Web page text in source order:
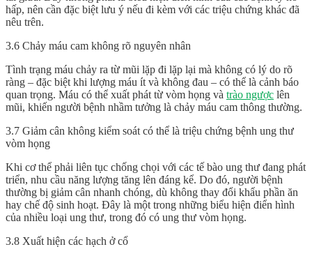
hấp, nên cần đặc biệt lưu ý nếu đi kèm với các triệu chứng khác đã
nêu trên.
3.6 Chảy máu cam không rõ nguyên nhân
Tình trạng máu chảy ra từ mũi lặp đi lặp lại mà không có lý do rõ
ràng – đặc biệt khi lượng máu ít và không đau – có thể là cảnh báo
quan trọng. Máu có thể xuất phát từ vòm họng và trào ngược lên
mũi, khiến người bệnh nhầm tưởng là chảy máu cam thông thường.
3.7 Giảm cân không kiểm soát có thể là triệu chứng bệnh ung thư
vòm họng
Khi cơ thể phải liên tục chống chọi với các tế bào ung thư đang phát
triển, nhu cầu năng lượng tăng lên đáng kể. Do đó, người bệnh
thường bị giảm cân nhanh chóng, dù không thay đổi khẩu phần ăn
hay chế độ sinh hoạt. Đây là một trong những biểu hiện điển hình
của nhiều loại ung thư, trong đó có ung thư vòm họng.
3.8 Xuất hiện các hạch ở cổ